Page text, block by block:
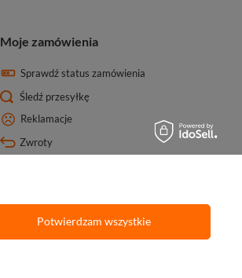
Moje zamówienia
Sprawdź status zamówienia
Śledź przesyłkę
Reklamacje
Zwroty
Potwierdzam wszystkie